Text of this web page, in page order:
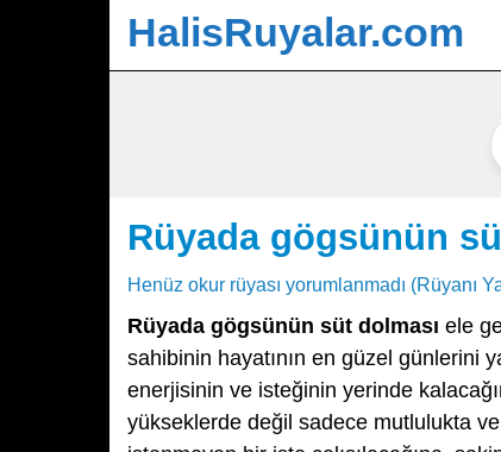
HalisRuyalar.com
Rüyada gögsünün
Henüz okur rüyası yorumlanmadı (Rüyanı
Rüyada gögsünün süt dolması ele
sahibinin hayatının en güzel günlerini
enerjisinin ve isteğinin yerinde
yükseklerde değil sadece mutlulukta